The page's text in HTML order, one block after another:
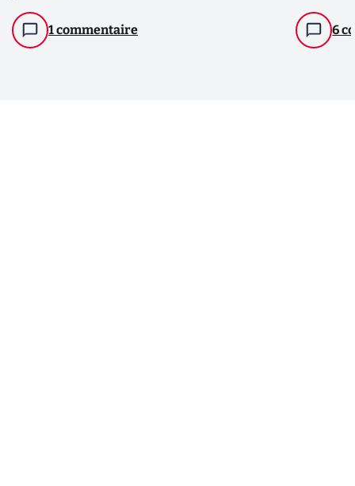
1 commentaire 6